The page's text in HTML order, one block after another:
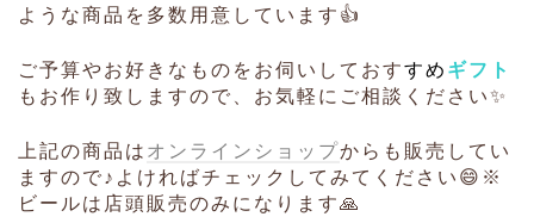
ような商品を多数用意しています👍
ご予算やお好きなものをお伺いしておすすめ ギフト
もお作り致しますので、お気軽にご相談ください✨
上記の商品は オンラインショップからも販売してい
ますので♪よければチェックしてみてください😄※
ビールは店頭販売のみになります🙏